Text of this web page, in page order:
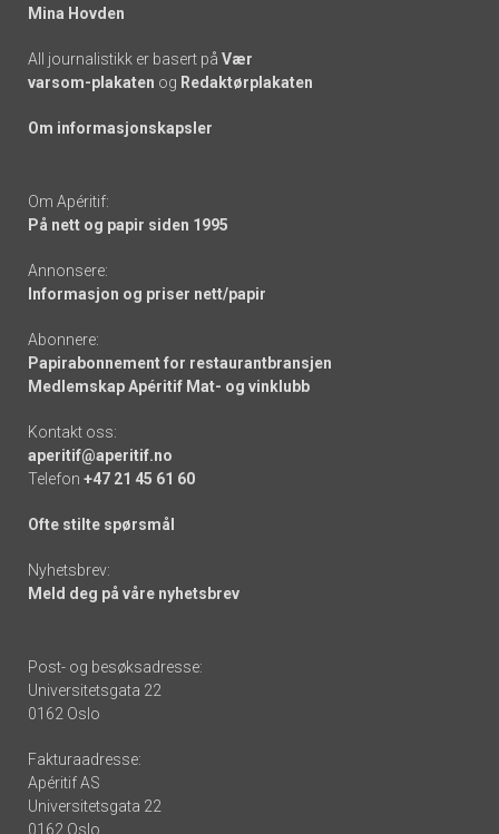
Mina Hovden
All journalistikk er basert på Vær
varsom-plakaten og Redaktørplakaten
Om informasjonskapsler
Om Apéritif:
På nett og papir siden 1995
Annonsere:
Informasjon og priser nett/papir
Abonnere:
Papirabonnement for restaurantbransjen
Medlemskap Apéritif Mat- og vinklubb
Kontakt oss:
aperitif@aperitif.no
Telefon +47 21 45 61 60
Ofte stilte spørsmål
Nyhetsbrev:
Meld deg på våre nyhetsbrev
Post- og besøksadresse:
Universitetsgata 22
0162 Oslo
Fakturaadresse:
Apéritif AS
Universitetsgata 22
0162 Oslo